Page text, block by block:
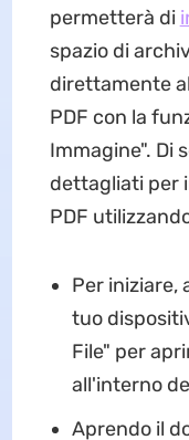
permetterà di
spazio di
direttamente
PDF con la
Immagine". Di
dettagliati per
PDF
Per iniziare,
tuo
File" per
all'interno
Aprendo il